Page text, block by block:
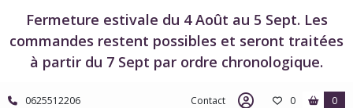
Fermeture estivale du 4 Août au 5 Sept. Les
commandes restent possibles et seront traitées
à partir du 7 Sept par ordre chronologique.
0625512206 Contact 0 0
Fermer
FILTRES
Tous